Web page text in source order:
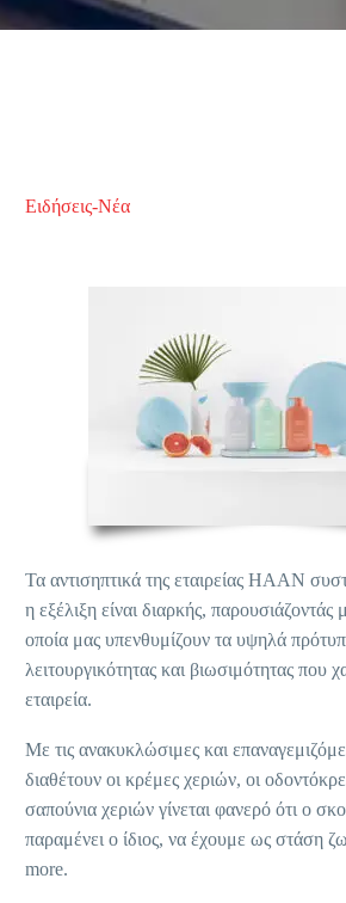
Ειδήσεις-Νέα
Τα αντισηπτικά της εταιρείας HAAN
η εξέλιξη είναι διαρκής, παρουσιάζοντάς
οποία μας υπενθυμίζουν τα υψηλά
λειτουργικότητας και βιωσιμότητας που
εταιρεία.
Με τις ανακυκλώσιμες και
διαθέτουν οι κρέμες χεριών, οι
σαπούνια χεριών γίνεται φανερό ότι ο
παραμένει ο ίδιος, να έχουμε ως στάση
more.